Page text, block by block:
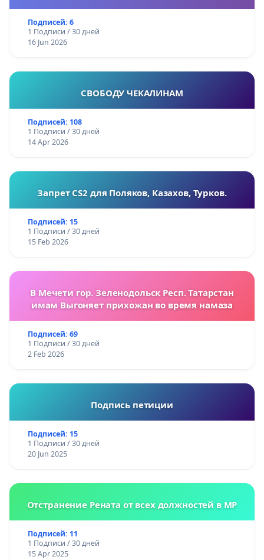
Подписей: 6
1 Подписи / 30 дней
16 Jun 2026
СВОБОДУ ЧЕКАЛИНАМ
Подписей: 108
1 Подписи / 30 дней
14 Apr 2026
Запрет CS2 для Поляков, Казахов, Турков.
Подписей: 15
1 Подписи / 30 дней
15 Feb 2026
В Мечети гор. Зеленодольск Респ. Татарстан
имам Выгоняет прихожан во время намаза
Подписей: 69
1 Подписи / 30 дней
2 Feb 2026
Подпись петиции
Подписей: 15
1 Подписи / 30 дней
20 Jun 2025
Отстранение Рената от всех должностей в МР
Подписей: 11
1 Подписи / 30 дней
15 Apr 2025